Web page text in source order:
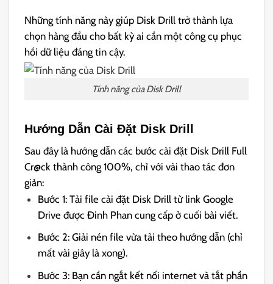
Những tính năng này giúp Disk Drill trở thành lựa
chọn hàng đầu cho bất kỳ ai cần một công cụ phục
hồi dữ liệu đáng tin cậy.
Tính năng của Disk Drill
Hướng Dẫn Cài Đặt Disk Drill
Sau đây là hướng dẫn các bước cài đặt Disk Drill Full
Cr@ck thành công 100%, chỉ với vài thao tác đơn
giản:
Bước 1: Tải file cài đặt Disk Drill từ link Google
Drive được Đinh Phan cung cấp ở cuối bài viết.
Bước 2: Giải nén file vừa tải theo hướng dẫn (chỉ
mất vài giây là xong).
Bước 3: Bạn cần ngắt kết nối internet và tắt phần